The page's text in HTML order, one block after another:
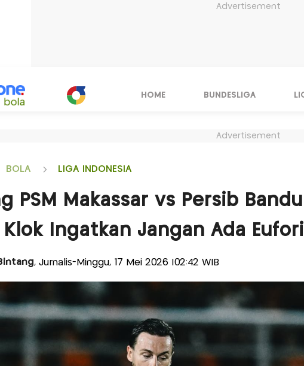
Advertisement
HOME BUNDESLIGA
Advertisement
BOLA LIGA INDONESIA
PSM Makassar vs Persib
Klok Ingatkan Jangan Ada
, Jurnalis-Minggu, 17 Mei 2026 |02:42 WIB